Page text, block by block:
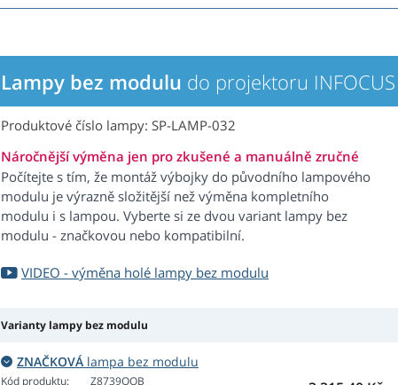
Lampy bez modulu do projektoru
Produktové číslo lampy: SP-LAMP-032
Náročnější výměna jen pro zkušené a manuálně zručné
Počítejte s tím, že montáž výbojky do původního lampového
modulu je výrazně složitější než výměna kompletního
modulu i s lampou. Vyberte si ze dvou variant lampy bez
modulu - značkovou nebo kompatibilní.
VIDEO - výměna holé lampy bez modulu
Varianty lampy bez modulu
ZNAČKOVÁ lampa bez modulu
Kód produktu:
Z8739OOB